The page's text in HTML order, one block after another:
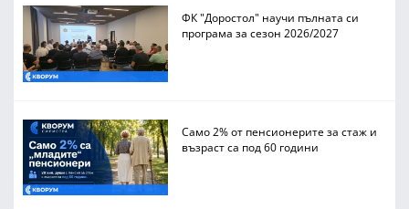
ФК "Доростол" научи пълната си
програма за сезон 2026/2027
Само 2% от пенсионерите за стаж и
възраст са под 60 години